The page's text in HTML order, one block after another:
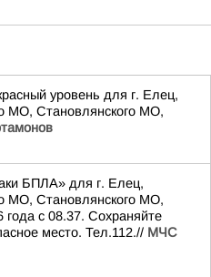
уровень для г. Елец,
МО, Становлянского МО,
БПЛА» для г. Елец,
МО, Становлянского МО,
с 08.37. Сохраняйте
место. Тел.112.// МЧС